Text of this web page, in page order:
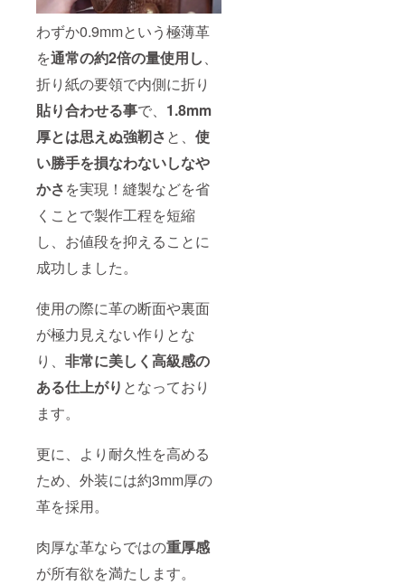
わずか0.9mmという極薄革
を通常の約2倍の量使用し、
折り紙の要領で内側に折り
貼り合わせる事で、 1.8mm
厚とは思えぬ強靭さと、 使
い勝手を損なわないしなや
かさを実現！縫製などを省
くことで製作工程を短縮
し、お値段を抑えることに
成功しました。
使用の際に革の断面や裏面
が極力見えない作りとな
り、 非常に美しく高級感の
ある仕上がり となっており
ます。
更に、より耐久性を高める
ため、外装には約3mm厚の
革を採用。
肉厚な革ならではの重厚感
が所有欲を満たします。